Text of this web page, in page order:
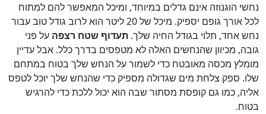
נחשי הוגנוזה אינם גדלים במיוחד, ומיכל המאפשר להם למתוח
לכל אורך גופם יספיק. מיכל של 20 ליטר הוא לרוב גודל טוב עבור
נחש אחד, תלוי בגודל החיה שלך. תעדוף שטח רצפה על פני
גובה, מכיוון שהנחשים האלה לא מטפסים בדרך כלל. אבל עדיין
מומלץ מכסה מאובטח כדי לשמור על הנחש שלך בטוח במתחם
שלו. ספק צלחת מים שגדולה מספיק כדי שהנחש שלך יוכל לטפס
אליה, כמו גם קופסת מסתור שבה הוא יכול ללכת כדי להרגיש
בטוח.